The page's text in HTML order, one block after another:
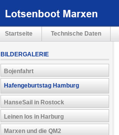
Navigation
Startseite Technische Daten
BILDERGALERIE
Navigation
überspringen
Bojenfahrt
Hafengeburtstag Hamburg
HanseSail in Rostock
Leinen los in Harburg
Marxen und die QM2